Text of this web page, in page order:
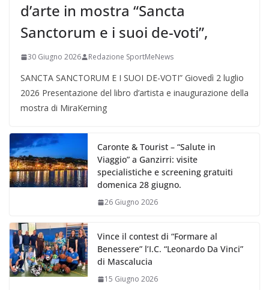
d’arte in mostra “Sancta
Sanctorum e i suoi de-voti”,
30 Giugno 2026 Redazione SportMeNews
SANCTA SANCTORUM E I SUOI DE-VOTI” Giovedì 2 luglio
2026 Presentazione del libro d’artista e inaugurazione della
mostra di MiraKerning
Caronte & Tourist – “Salute in
Viaggio” a Ganzirri: visite
specialistiche e screening gratuiti
domenica 28 giugno.
26 Giugno 2026
Vince il contest di “Formare al
Benessere” l’I.C. “Leonardo Da Vinci”
di Mascalucia
15 Giugno 2026